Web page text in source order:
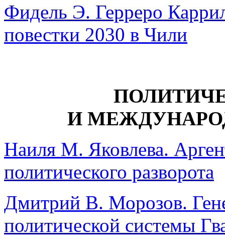
Фидель Э. Герреро
повестки 2030 в Чили
И
Наиля М. Яковлева.
политического разворота
Дмитрий В. Морозов.
политической системы